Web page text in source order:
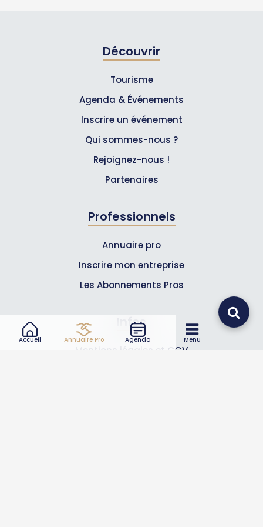
Accueil Annuaire Pro Agenda Menu
Découvrir
Tourisme
Agenda & Événements
Inscrire un événement
Qui sommes-nous ?
Rejoignez-nous !
Partenaires
Professionnels
Annuaire pro
Inscrire mon entreprise
Les Abonnements Pros
Infos
Mentions légales et CGV